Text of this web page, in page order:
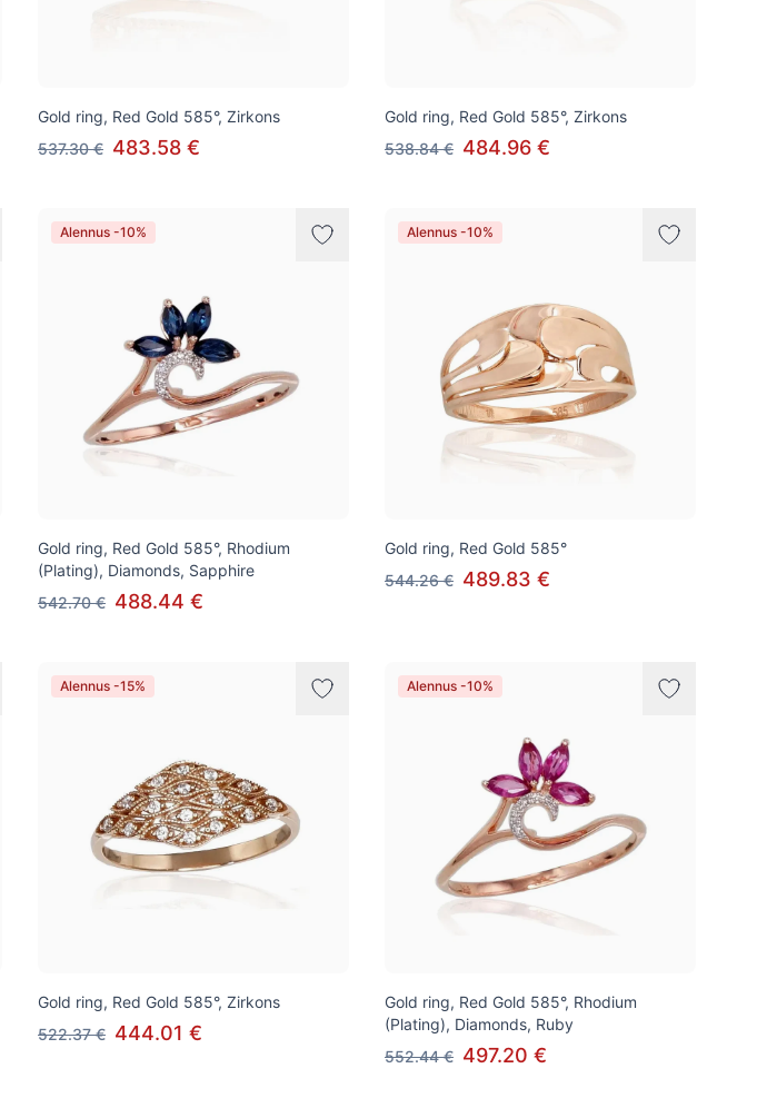
Gold ring, Red Gold 585°, Zirkons
537.30 € 483.58 €
Gold ring, Red Gold 585°, Zirkons
538.84 € 484.96 €
Alennus -10%
Gold ring, Red Gold 585°, Rhodium
(Plating), Diamonds, Sapphire
542.70 € 488.44 €
Alennus -10%
Gold ring, Red Gold 585°
544.26 € 489.83 €
Alennus -15%
Gold ring, Red Gold 585°, Zirkons
522.37 € 444.01 €
Alennus -10%
Gold ring, Red Gold 585°, Rhodium
(Plating), Diamonds, Ruby
552.44 € 497.20 €